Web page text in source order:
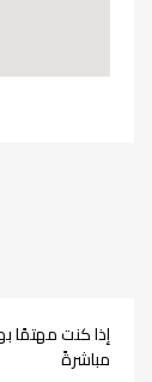
إذا كنت مهتمًا
مباشرةً